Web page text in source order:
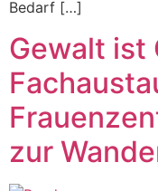
Bedarf […]
Gewalt ist
zur